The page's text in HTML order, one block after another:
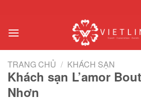
nội
TRANG CHỦ / KHÁCH SẠN
Khách sạn L’amor
Nhơn